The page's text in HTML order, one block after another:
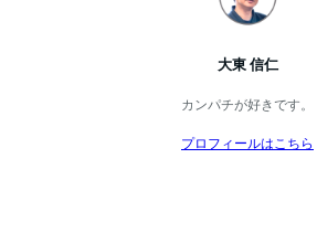
大東 信仁
カンパチが好きです。
プロフィールはこちら